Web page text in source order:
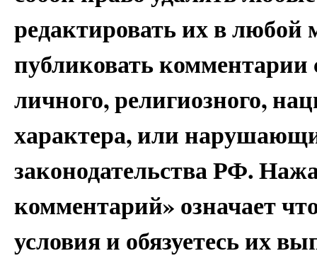
редактировать их в
публиковать
личного, религиозного,
характера, или
законодательства РФ.
комментарий» означает
условия и обязуетесь их